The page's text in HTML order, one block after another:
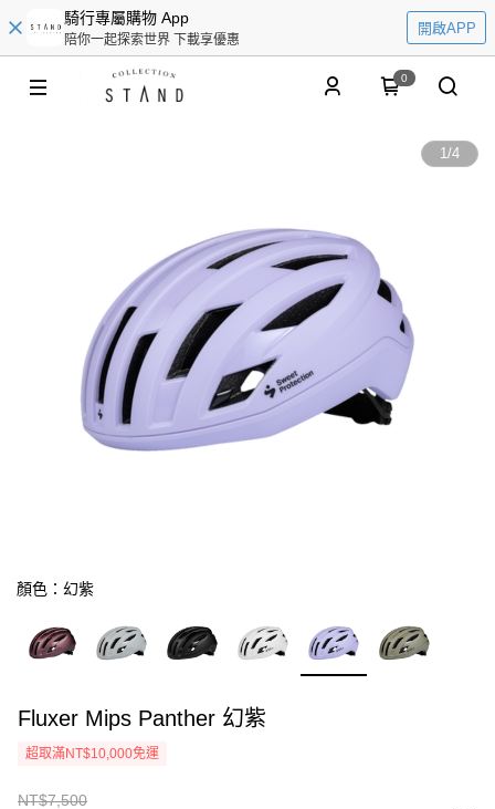
騎行專屬購物 App
陪你一起探索世界 下載享優惠
開啟APP
0
1/4
顏色：幻紫
Fluxer Mips Panther 幻紫
超取滿NT$10,000免運
NT$7,500